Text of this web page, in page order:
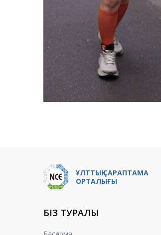
ҰЛТТЫҚ САРАПТАМА
ОРТАЛЫҒЫ
БІЗ ТУРАЛЫ